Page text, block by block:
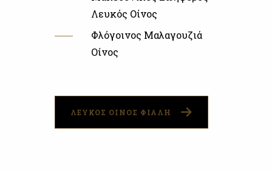
Λευκός Οίνος
Φλόγοινος Μαλαγουζιά
Οίνος
ΛΕΥΚΟΣ ΟΙΝΟΣ ΦΙΑΛΗ